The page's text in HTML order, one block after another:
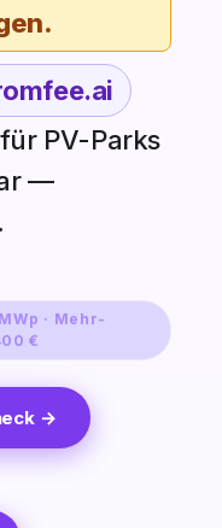
PV-Parks
—
· Mehr-
€
→